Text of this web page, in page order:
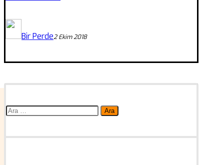
Bir Perde2 Ekim 2018
Arama: